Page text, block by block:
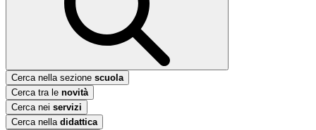
Cerca nella sezione scuola
Cerca tra le novità
Cerca nei servizi
Cerca nella didattica